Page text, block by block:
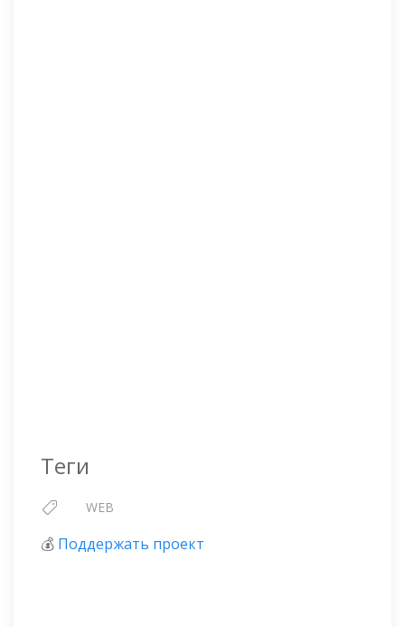
Теги
WEB
💰 Поддержать проект